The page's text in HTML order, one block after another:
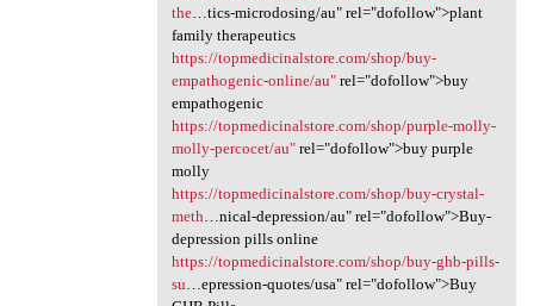
the…tics-microdosing/au" rel="dofollow">plant
family therapeutics
https://topmedicinalstore.com/shop/buy-
empathogenic-online/au"rel="dofollow">buy
empathogenic
https://topmedicinalstore.com/shop/purple-molly-
molly-percocet/au"rel="dofollow">buy purple
molly
https://topmedicinalstore.com/shop/buy-crystal-
meth …nical-depression/au" rel="dofollow">Buy-
depression pills online
https://topmedicinalstore.com/shop/buy-ghb-pills-
su …epression-quotes/usa" rel="dofollow">Buy